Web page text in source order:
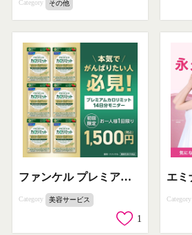
Category その他
ファンケル プレミアム カロリミット 14日分モニター体験
Category 美容サービス
1
Category